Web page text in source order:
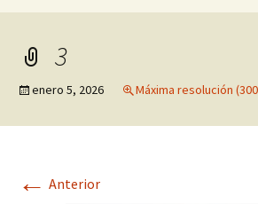
3
enero 5, 2026 Máxima resolución
← Anterior